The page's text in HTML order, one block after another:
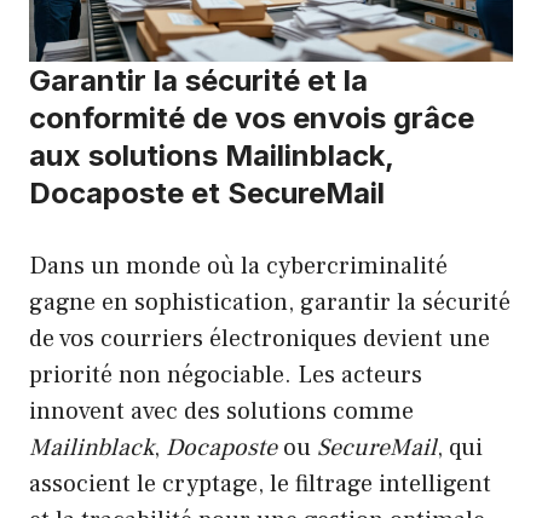
Garantir la sécurité et la
conformité de vos envois grâce
aux solutions Mailinblack,
Docaposte et SecureMail
Dans un monde où la cybercriminalité
gagne en sophistication, garantir la sécurité
de vos courriers électroniques devient une
priorité non négociable. Les acteurs
innovent avec des solutions comme
Mailinblack, Docaposteou SecureMail, qui
associent le cryptage, le filtrage intelligent